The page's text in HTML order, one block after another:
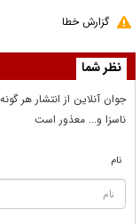
گزارش خطا
نظر شما
جوان آنلاين از انتشار هر
ناسزا و... معذور است
نام